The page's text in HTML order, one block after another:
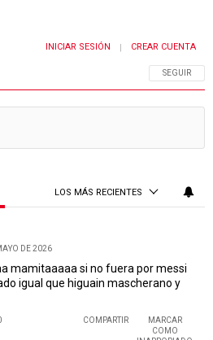
SIGA ESTA
SEGUIR
INICIAR SESIÓN | CREAR CUENTA
LOS MÁS RECIENTES
DE 2026
mamitaaaaa si no fuera por messi
igual que higuain mascherano y
COMPARTIR
MARCAR
COMO